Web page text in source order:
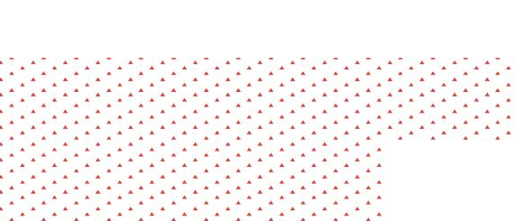
Animation Application Compte-rendu
Dossier
thématique
Exposition Fiche / Guide Livre Podcast
La